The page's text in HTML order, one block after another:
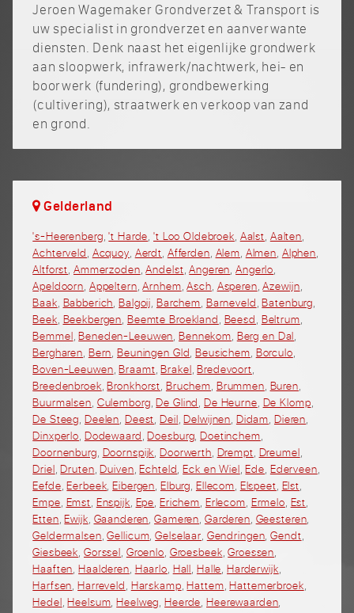
CONTACT
Jeroen Wagemaker Grondverzet & Transport is
uw specialist in grondverzet en aanverwante
diensten. Denk naast het eigenlijke grondwerk
aan sloopwerk, infrawerk/nachtwerk, hei- en
boorwerk (fundering), grondbewerking
(cultivering), straatwerk en verkoop van zand
en grond.
Gelderland
's-Heerenberg ,'t Harde ,'t Loo Oldebroek Aalst Aalten
Achterveld Acquoy Aerdt Afferden Alem Almen Alphen
Altforst Ammerzoden ,Andelst ,Angeren ,Angerlo
Apeldoorn Appeltern ,Arnhem ,Asch Asperen ,Azewijn
Baak Babberich ,Balgoij Barchem Barneveld ,Batenburg
Beek Beekbergen Beemte Broekland Beesd Beltrum
Bemmel ,Beneden-Leeuwen ,Bennekom Berg en Dal
Bergharen Bern ,Beuningen Gld ,Beusichem Borculo
Boven-Leeuwen ,Braamt ,Brakel ,Bredevoort
Breedenbroek ,Bronkhorst Bruchem Brummen Buren
Buurmalsen Culemborg ,De Glind ,De Heurne De Klomp
De Steeg Deelen Deest ,Deil ,Delwijnen Didam Dieren
Dinxperlo Dodewaard ,Doesburg ,Doetinchem
Doornenburg Doornspijk ,Doorwerth Drempt Dreumel
Driel ,Druten ,Duiven ,Echteld ,Eck en Wiel ,Ede Ederveen
Eefde ,Eerbeek ,Eibergen Elburg Ellecom Elspeet Elst
Empe Emst Enspijk Epe Erichem Erlecom Ermelo Est
Etten ,Ewijk Gaanderen ,Gameren Garderen Geesteren
Geldermalsen ,Gellicum ,Gelselaar Gendringen ,Gendt
Giesbeek Gorssel Groenlo Groesbeek ,Groessen
Haaften ,Haalderen Haarlo Hall Halle ,Harderwijk
Harfsen ,Harreveld Harskamp ,Hattem ,Hattemerbroek
Hedel ,Heelsum ,Heelweg ,Heerde ,Heerewaarden